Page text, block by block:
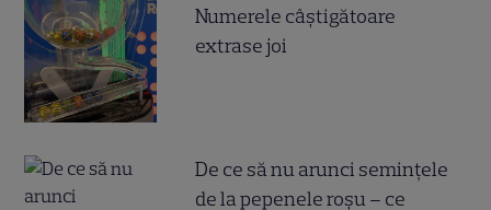
Numerele câştigătoare
extrase joi
De ce să nu arunci semințele
de la pepenele roșu – ce